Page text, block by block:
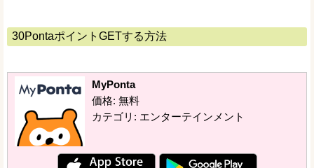
30PontaポイントGETする方法
MyPonta
価格: 無料
カテゴリ: エンターテインメント